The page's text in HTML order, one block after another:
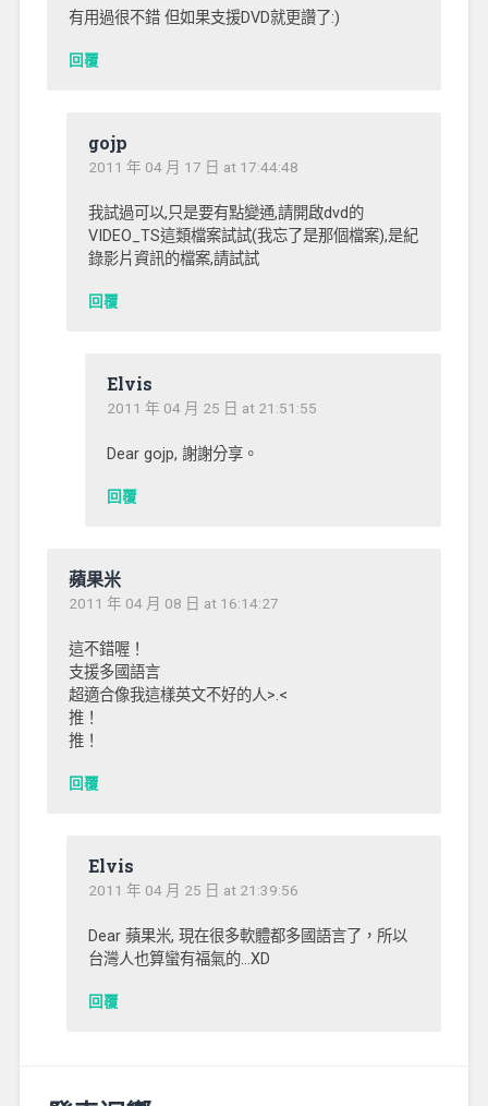
有用過很不錯 但如果支援DVD就更讚了:)
回覆
gojp
2011 年 04 月 17 日 at 17:44:48
我試過可以,只是要有點變通,請開啟dvd的
VIDEO_TS這類檔案試試(我忘了是那個檔案),是紀
錄影片資訊的檔案,請試試
回覆
Elvis
2011 年 04 月 25 日 at 21:51:55
Dear gojp, 謝謝分享。
回覆
蘋果米
2011 年 04 月 08 日 at 16:14:27
這不錯喔！
支援多國語言
超適合像我這樣英文不好的人>.<
推！
推！
回覆
Elvis
2011 年 04 月 25 日 at 21:39:56
Dear 蘋果米, 現在很多軟體都多國語言了，所以
台灣人也算蠻有福氣的…XD
回覆